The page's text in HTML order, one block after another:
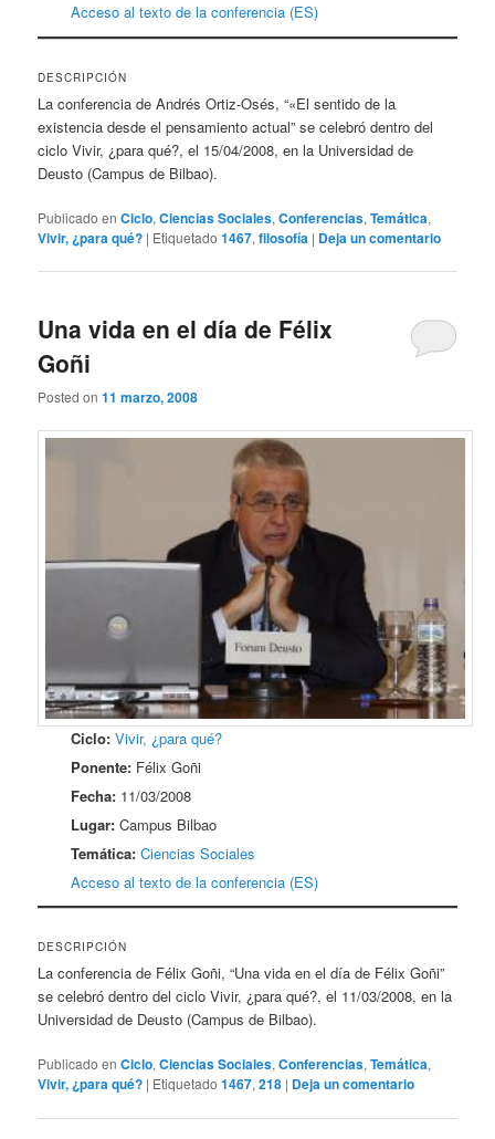
Acceso al texto de la conferencia (ES)
DESCRIPCIÓN
La conferencia de Andrés Ortiz-Osés, “«El sentido de la
existencia desde el pensamiento actual” se celebró dentro del
ciclo Vivir, ¿para qué?, el 15/04/2008, en la Universidad de
Deusto (Campus de Bilbao).
Publicado en Ciclo,Ciencias Sociales,Conferencias,Temática,
Vivir, ¿para qué? | Etiquetado 1467,filosofía | Deja un comentario
Una vida en el día de Félix
Goñi
Posted on11 marzo, 2008
Ciclo: Vivir, ¿para qué?
Ponente: Félix Goñi
Fecha: 11/03/2008
Lugar: Campus Bilbao
Temática: Ciencias Sociales
Acceso al texto de la conferencia (ES)
DESCRIPCIÓN
La conferencia de Félix Goñi, “Una vida en el día de Félix Goñi”
se celebró dentro del ciclo Vivir, ¿para qué?, el 11/03/2008, en la
Universidad de Deusto (Campus de Bilbao).
Publicado en Ciclo,Ciencias Sociales,Conferencias,Temática,
Vivir, ¿para qué? | Etiquetado 1467,218 | Deja un comentario